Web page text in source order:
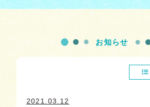
お知らせ
2021.03.12